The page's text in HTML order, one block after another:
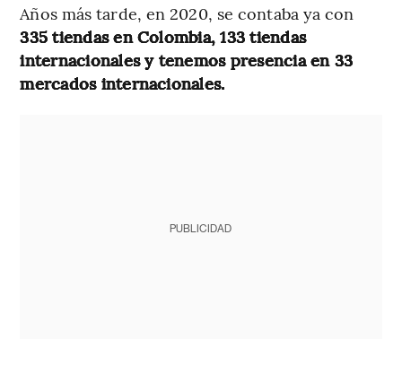
Años más tarde, en 2020, se contaba ya con
335 tiendas en Colombia, 133 tiendas
internacionales y tenemos presencia en 33
mercados internacionales.
PUBLICIDAD